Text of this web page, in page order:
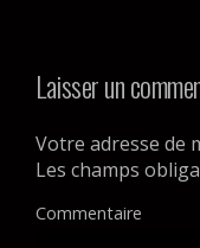
Laisser un
Votre adresse de
Les champs
Commentaire